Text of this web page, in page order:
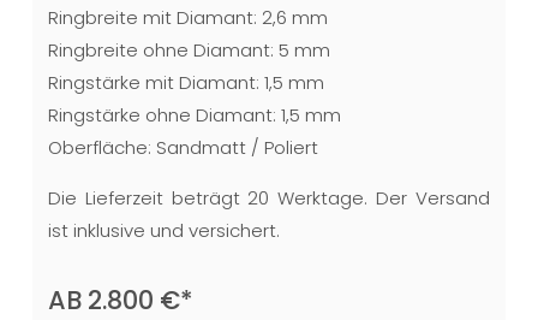
Ringbreite mit Diamant: 2,6 mm
Ringbreite ohne Diamant: 5 mm
Ringstärke mit Diamant: 1,5 mm
Ringstärke ohne Diamant: 1,5 mm
Oberfläche: Sandmatt / Poliert
Die Lieferzeit beträgt 20 Werktage. Der Versand
ist inklusive und versichert.
AB 2.800 €*